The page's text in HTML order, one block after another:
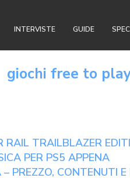
INTERVISTE GUIDE
giochi free to
RAIL TRAILBLAZER
PER PS5 APPENA
PREZZO, CONTENUTI E